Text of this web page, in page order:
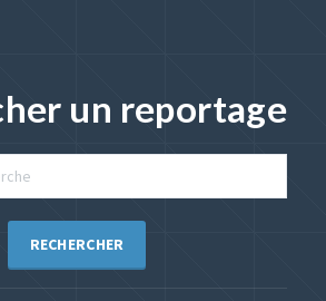
un reportage
RECHERCHER